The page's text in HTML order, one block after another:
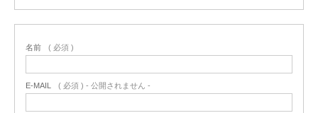
名前 ( 必須 )
E-MAIL ( 必須 ) - 公開されません -